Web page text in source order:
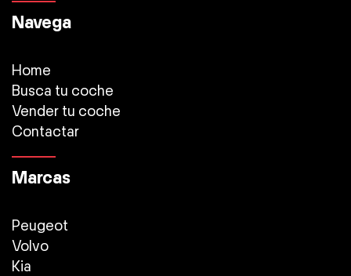
Navega
Home
Busca tu coche
Vender tu coche
Contactar
Marcas
Peugeot
Volvo
Kia